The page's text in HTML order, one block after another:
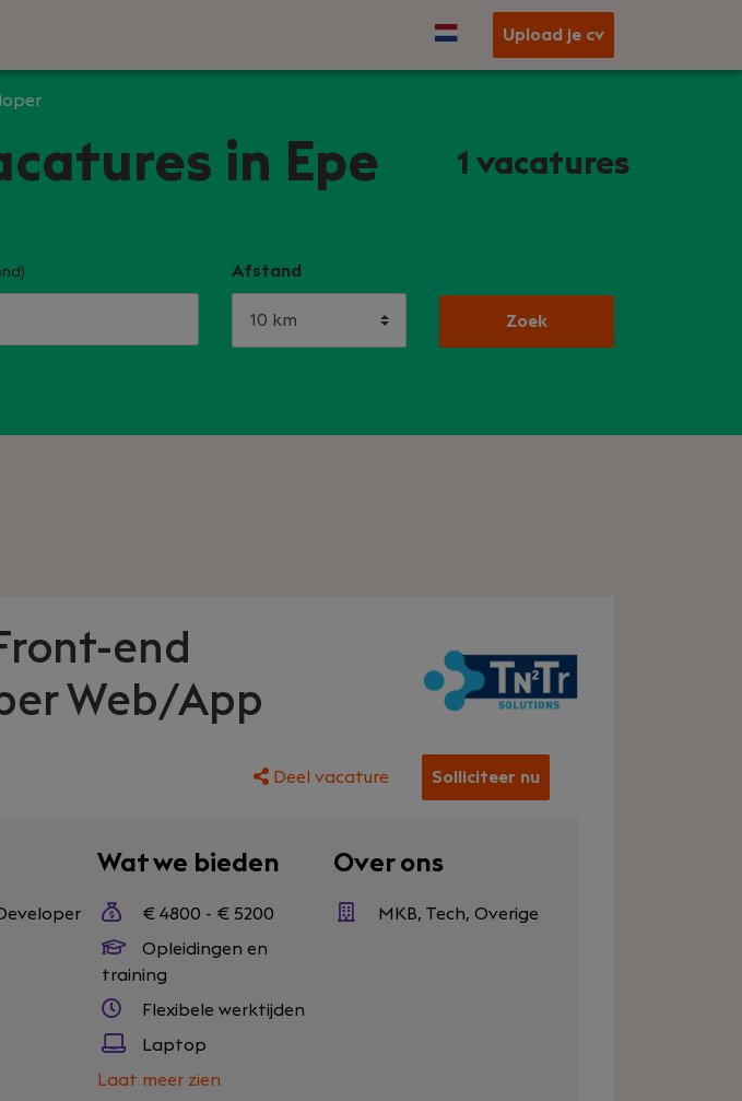
Upload je cv
in Epe 1 vacatures
Afstand
Zoek
end
Web/App
Deel vacature Solliciteer nu
Wat we bieden
€ 4800 - € 5200
Opleidingen en
training
Flexibele werktijden
Laptop
Laat meer zien
Over ons
MKB, Tech, Overige